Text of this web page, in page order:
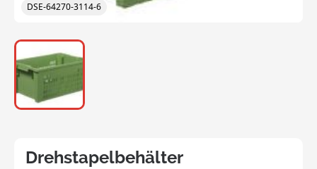
DSE-64270-3114-6
Drehstapelbehälter